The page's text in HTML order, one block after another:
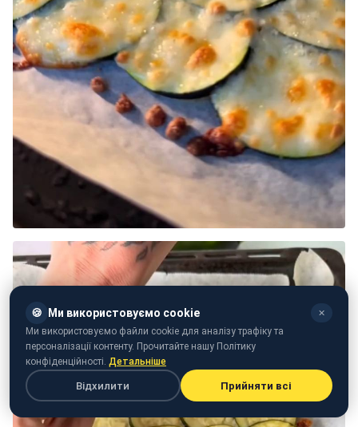
🍪 Ми використовуємо cookie ✕
Ми використовуємо файли cookie для аналізу трафіку та
персоналізації контенту. Прочитайте нашу Політику
конфіденційності. Детальніше
Відхилити Прийняти всі